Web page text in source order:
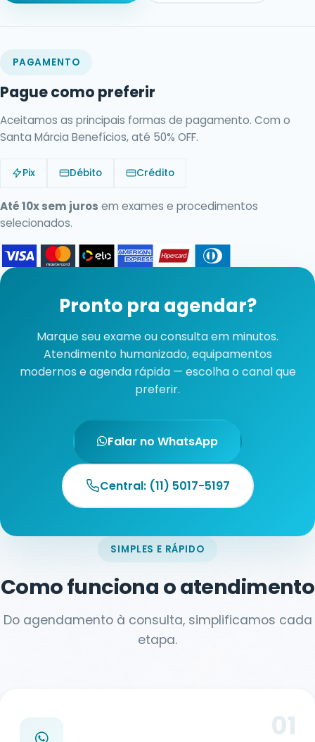
PAGAMENTO
Pague como preferir
Aceitamos as principais formas de pagamento. Com o
Santa Márcia Benefícios, até 50% OFF.
Pix Débito Crédito
Até 10x sem juros em exames e procedimentos
selecionados.
Pronto pra agendar?
Marque seu exame ou consulta em minutos.
Atendimento humanizado, equipamentos
modernos e agenda rápida — escolha o canal que
preferir.
Falar no WhatsApp
Central: (11) 5017-5197
SIMPLES E RÁPIDO
Como funciona o atendimento
Do agendamento à consulta, simplificamos cada
etapa.
01